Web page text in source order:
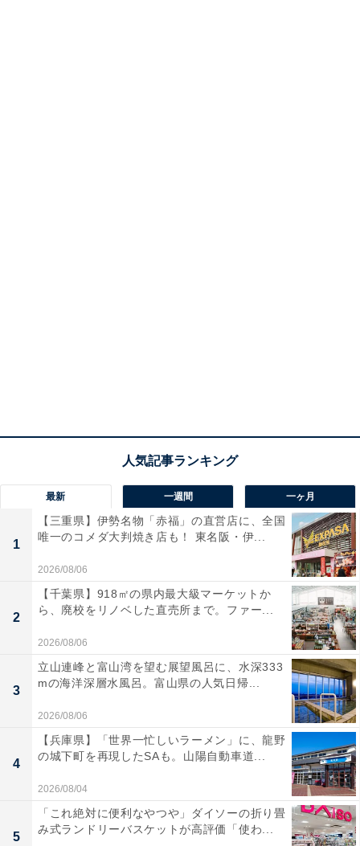
最新 一週間 一ヶ月
1
【三重県】伊勢名物「赤福」の直営店に、全国
唯一のコメダ大判焼き店も！ 東名阪・伊...
2026/08/06
2
【千葉県】918㎡の県内最大級マーケットか
ら、廃校をリノベした直売所まで。ファー...
2026/08/06
3
立山連峰と富山湾を望む展望風呂に、水深333
mの海洋深層水風呂。富山県の人気日帰...
2026/08/06
4
【兵庫県】「世界一忙しいラーメン」に、龍野
の城下町を再現したSAも。山陽自動車道...
2026/08/04
5
「これ絶対に便利なやつや」ダイソーの折り畳
み式ランドリーバスケットが高評価「使わ...